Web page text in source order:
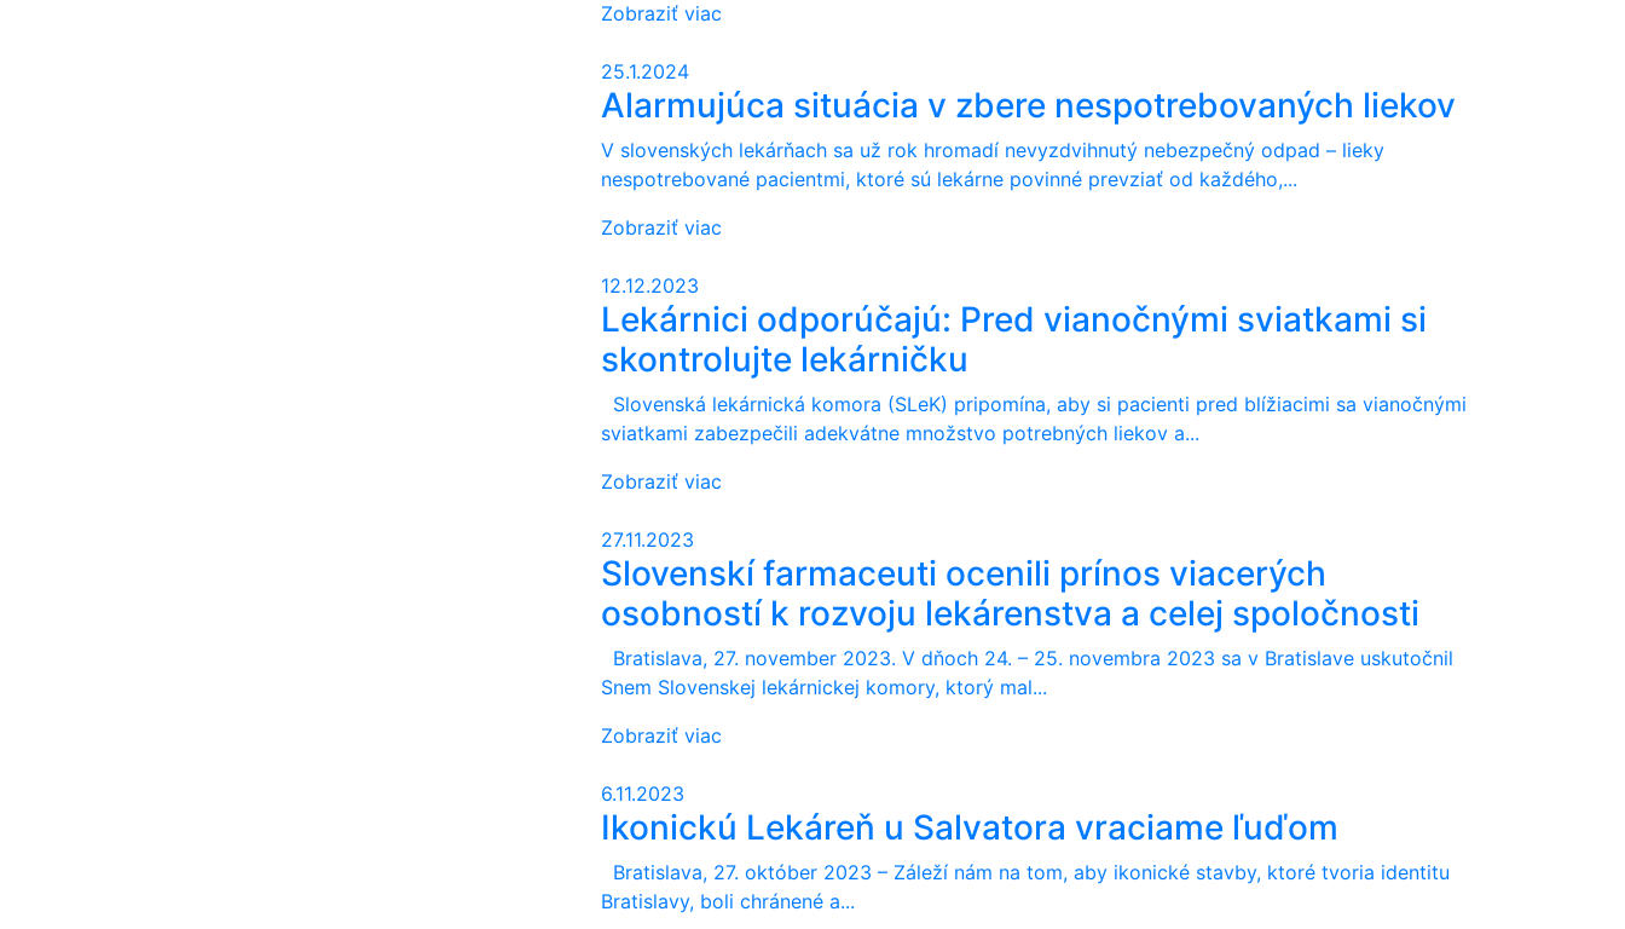
Zobraziť viac
25.1.2024
Alarmujúca situácia v zbere nespotrebovaných liekov
V slovenských lekárňach sa už rok hromadí nevyzdvihnutý nebezpečný odpad – lieky
nespotrebované pacientmi, ktoré sú lekárne povinné prevziať od každého,...
Zobraziť viac
12.12.2023
Lekárnici odporúčajú: Pred vianočnými sviatkami si
skontrolujte lekárničku
Slovenská lekárnická komora (SLeK) pripomína, aby si pacienti pred blížiacimi sa vianočnými
sviatkami zabezpečili adekvátne množstvo potrebných liekov a...
Zobraziť viac
27.11.2023
Slovenskí farmaceuti ocenili prínos viacerých
osobností k rozvoju lekárenstva a celej spoločnosti
Bratislava, 27. november 2023. V dňoch 24. – 25. novembra 2023 sa v Bratislave uskutočnil
Snem Slovenskej lekárnickej komory, ktorý mal...
Zobraziť viac
6.11.2023
Ikonickú Lekáreň u Salvatora vraciame ľuďom
Bratislava, 27. október 2023 – Záleží nám na tom, aby ikonické stavby, ktoré tvoria identitu
Bratislavy, boli chránené a...